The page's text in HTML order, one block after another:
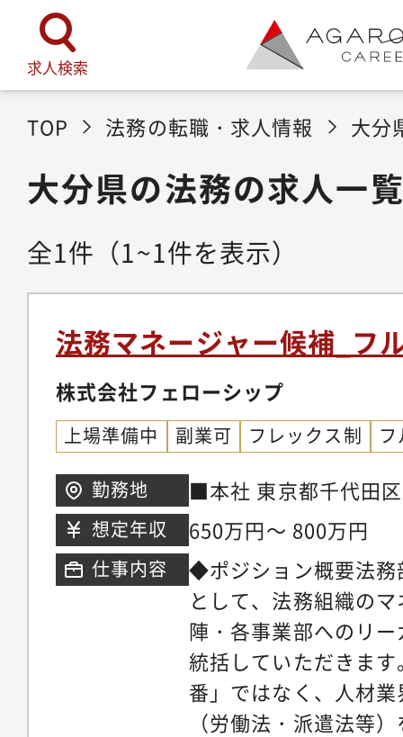
求人検索
TOP 法務の転職・求人情報 大分
大分県の法務の求人一
全1件 （1~1件を表示）
法務マネージャー候補_フ
株式会社フェローシップ
上場準備中 副業可 フレックス制
勤務地
■本社 東京都千代田
際ビル3階
想定年収 650万円～ 800万円
仕事内容
◆ポジション概要法務
として、法務組織の
陣・各事業部へのリ
統括していただきま
番」ではなく、人材
（労働法・派遣法等